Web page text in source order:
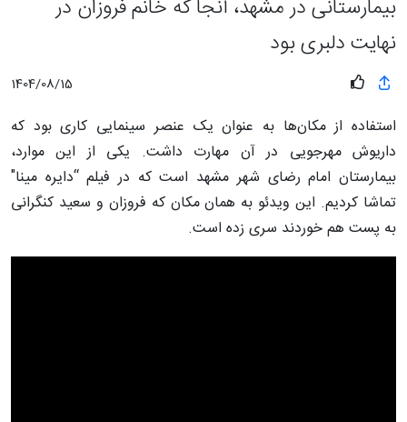
بیمارستانی در مشهد، آنجا که خانم فروزان در
نهایت دلبری بود
1404/08/15
استفاده از مکان‌ها به عنوان یک عنصر سینمایی کاری بود که
داریوش مهرجویی در آن مهارت داشت. یکی از این موارد،
بیمارستان امام رضای شهر مشهد است که در فیلم “دایره مینا"
تماشا کردیم. این ویدئو به همان مکان که فروزان و سعید کنگرانی
به پست هم خوردند سری زده است.